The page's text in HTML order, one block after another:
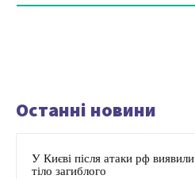
Останні новини
У Києві після атаки рф виявили
тіло загиблого